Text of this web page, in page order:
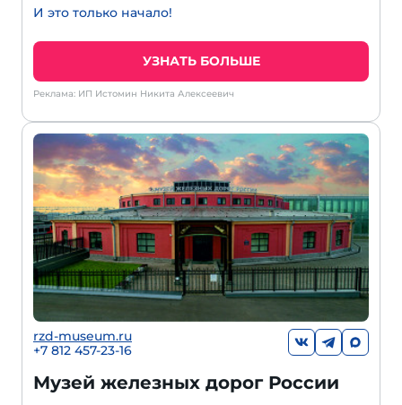
И это только начало!
УЗНАТЬ БОЛЬШЕ
Реклама: ИП Истомин Никита Алексеевич
rzd-museum.ru
+7 812 457-23-16
Музей железных дорог России